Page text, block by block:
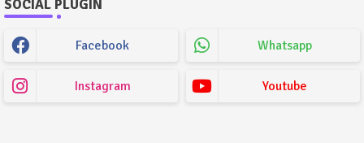
SOCIAL PLUGIN
Facebook Whatsapp
Instagram Youtube